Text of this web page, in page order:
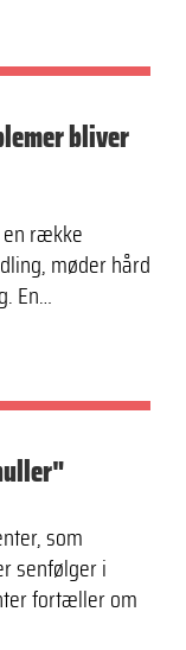
bliver
en række
møder hård
En…
som
senfølger i
fortæller om